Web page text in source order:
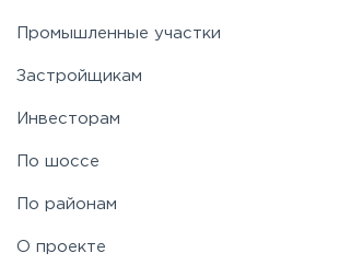
Промышленные участки
Застройщикам
Инвесторам
По шоссе
По районам
О проекте